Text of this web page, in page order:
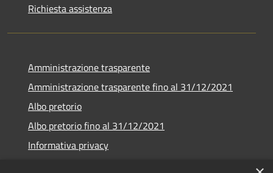
Richiesta assistenza
Amministrazione trasparente
Amministrazione trasparente fino al 31/12/2021
Albo pretorio
Albo pretorio fino al 31/12/2021
Informativa privacy